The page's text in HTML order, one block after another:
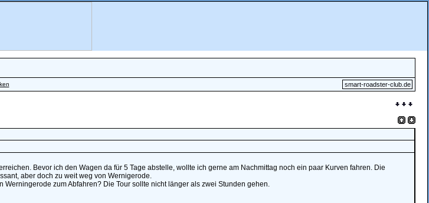
smart-roadster-club.de
Bevor ich den Wagen da für 5 Tage abstelle, wollte ich gerne am Nachmittag noch ein paar Kurven fahren. Die
aber doch zu weit weg von Wernigerode.
Werningerode zum Abfahren? Die Tour sollte nicht länger als zwei Stunden gehen.